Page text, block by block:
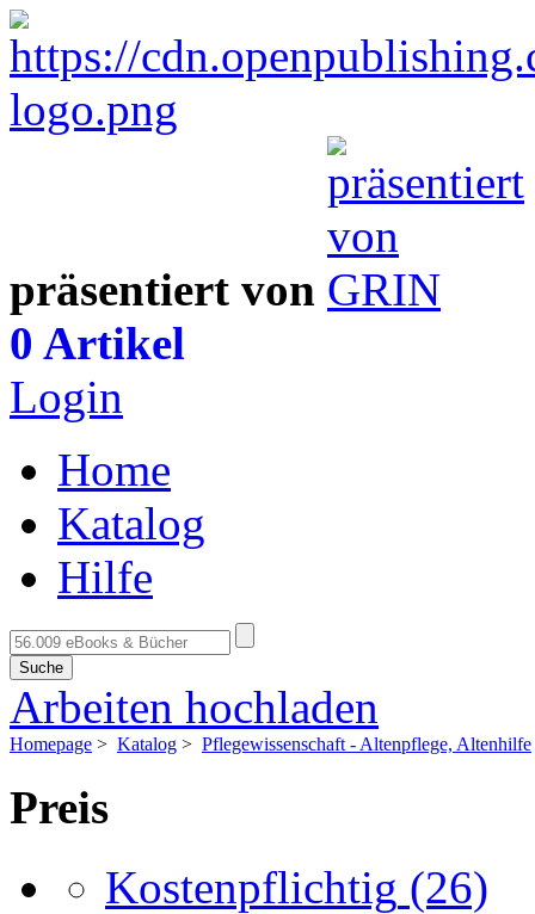
präsentiert von
0 Artikel
Login
Home
Katalog
Hilfe
Suche
Arbeiten hochladen
Homepage > Katalog > Pflegewissenschaft - Altenpflege, Altenhilfe
Preis
Kostenpflichtig (26)